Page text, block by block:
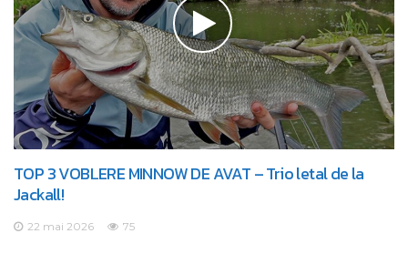
TOP 3 VOBLERE MINNOW DE AVAT – Trio letal de la
Jackall!
22 mai 2026 75